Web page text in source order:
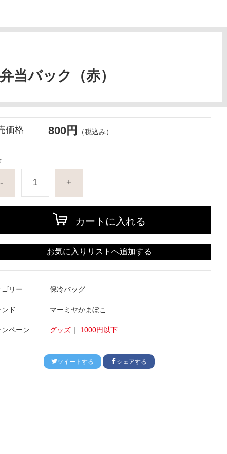
バック（赤）
価格 800円 （税込み）
- +
カートに入れる
お気に入りリストへ追加する
ゴリー 保冷バッグ
ド マーミヤかまぼこ
ンペーン グッズ ｜ 1000円以下
ツイートする シェアする